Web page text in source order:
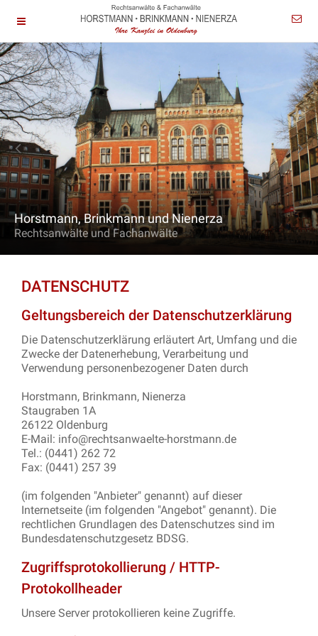
Horstmann, Brinkmann und Nienerza
Rechtsanwälte und Fachanwälte
DATENSCHUTZ
Geltungsbereich der Datenschutzerklärung
Die Datenschutzerklärung erläutert Art, Umfang und die
Zwecke der Datenerhebung, Verarbeitung und
Verwendung personenbezogener Daten durch
Horstmann, Brinkmann, Nienerza
Staugraben 1A
26122 Oldenburg
E-Mail: info@rechtsanwaelte-horstmann.de
Tel.: (0441) 262 72
Fax: (0441) 257 39
(im folgenden "Anbieter" genannt) auf dieser
Internetseite (im folgenden "Angebot" genannt). Die
rechtlichen Grundlagen des Datenschutzes sind im
Bundesdatenschutzgesetz BDSG.
Zugriffsprotokollierung / HTTP-
Protokollheader
Unsere Server protokollieren keine Zugriffe.